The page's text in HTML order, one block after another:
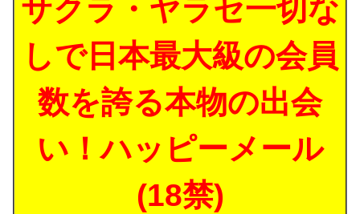
サクラ・ヤラセ一切な
しで日本最大級の会員
数を誇る本物の出会
い！ハッピーメール
(18禁)